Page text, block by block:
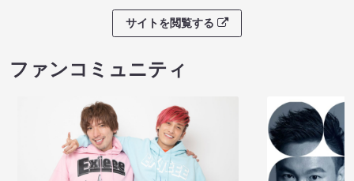
サイトを閲覧する
ファンコミュニティ